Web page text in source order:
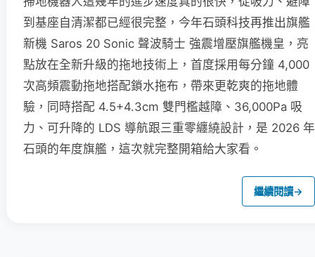
到基座自清潔都已經很完整，今年石頭科技再推出旗艦
新機 Saros 20 Sonic 聲波騎士 強震增壓旗艦機皇，亮
點放在全新升級的拖地技術上，首度採用每分鐘 4,000
次高頻震動拖地搭配鎖水拖布，帶來更乾爽的拖地體
驗，同時搭配 4.5+4.3cm 雙門檻越障、36,000Pa 吸
力、可升降的 LDS 導航跟三重零纏繞設計，是 2026 年
石頭的年度旗艦，這次就完整開箱給大家看。
繼續閱讀→